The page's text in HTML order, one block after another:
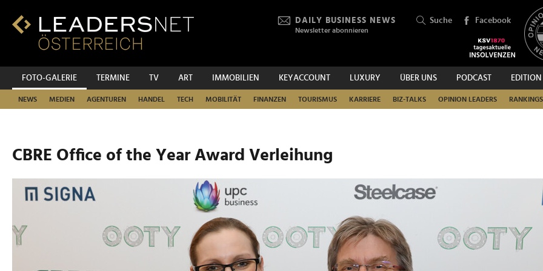
Inhalt
Fußzeilen-
Hauptnavigation
DAILY BUSINESS NEWS
Newsletter abonnieren
Suche Facebook
FOTO-GALERIE TERMINE TV ART IMMOBILIEN KEYACCOUNT LUXURY ÜBER UNS PODCAST EDITION
NEWS MEDIEN AGENTUREN HANDEL TECH MOBILITÄT FINANZEN TOURISMUS KARRIERE BIZ-TALKS OPINION LEADERS RANKINGS
SUCHEN
CBRE Office of the Year Award Verleihung